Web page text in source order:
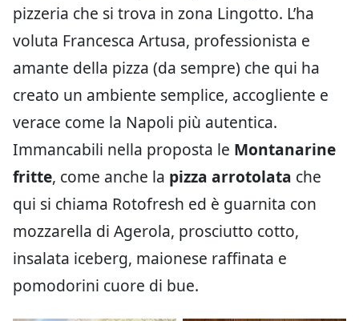
pizzeria che si trova in zona Lingotto. L’ha
voluta Francesca Artusa, professionista e
amante della pizza (da sempre) che qui ha
creato un ambiente semplice, accogliente e
verace come la Napoli più autentica.
Immancabili nella proposta le Montanarine
fritte, come anche la pizza arrotolata che
qui si chiama Rotofresh ed è guarnita con
mozzarella di Agerola, prosciutto cotto,
insalata iceberg, maionese raffinata e
pomodorini cuore di bue.